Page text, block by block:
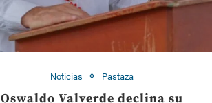
Noticias Pastaza
Oswaldo Valverde declina su